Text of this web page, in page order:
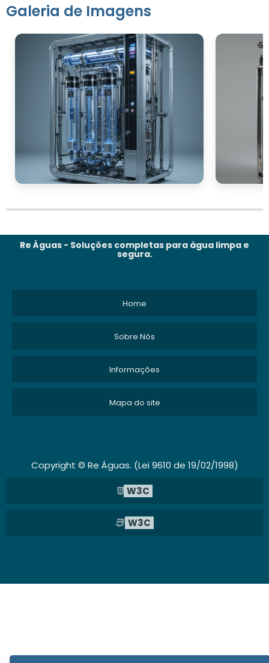
Galeria de Imagens
Re Águas - Soluções completas para água limpa e
segura.
Home
Sobre Nós
Informações
Mapa do site
Copyright © Re Águas. (Lei 9610 de 19/02/1998)
W3C
W3C